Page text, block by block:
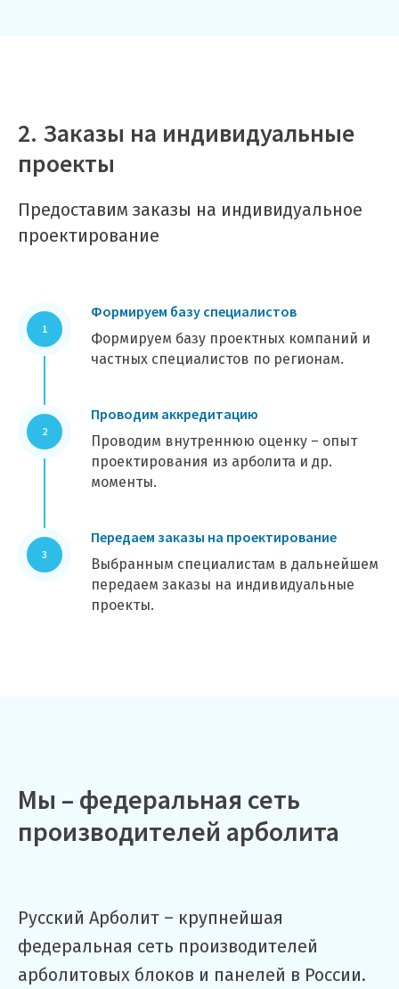
2. Заказы на индивидуальные
проекты
Предоставим заказы на индивидуальное
проектирование
Формируем базу специалистов
Формируем базу проектных компаний и
частных специалистов по регионам.
Проводим аккредитацию
Проводим внутреннюю оценку – опыт
проектирования из арболита и др.
моменты.
Передаем заказы на проектирование
Выбранным специалистам в дальнейшем
передаем заказы на индивидуальные
проекты.
Мы – федеральная сеть
производителей арболита
Русский Арболит – крупнейшая
федеральная сеть производителей
арболитовых блоков и панелей в России.